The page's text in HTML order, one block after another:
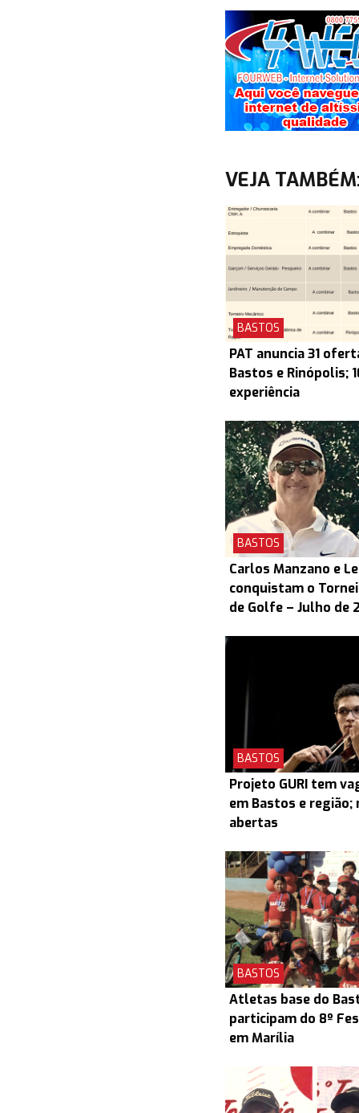
VEJA
BASTOS
PAT anuncia 31
Bastos e Rinópolis;
experiência
BASTOS
Carlos Manzano e
conquistam o
de Golfe – Julho de
BASTOS
Projeto GURI tem
em Bastos e
abertas
BASTOS
Atletas base do
participam do 8º
em Marília